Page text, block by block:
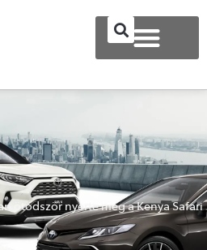
ötödször nyerte meg a Kenya Safari